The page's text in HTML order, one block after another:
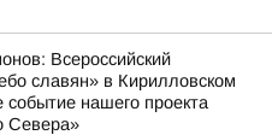
Всероссийский
славян» в Кирилловском
событие нашего проекта
Севера»